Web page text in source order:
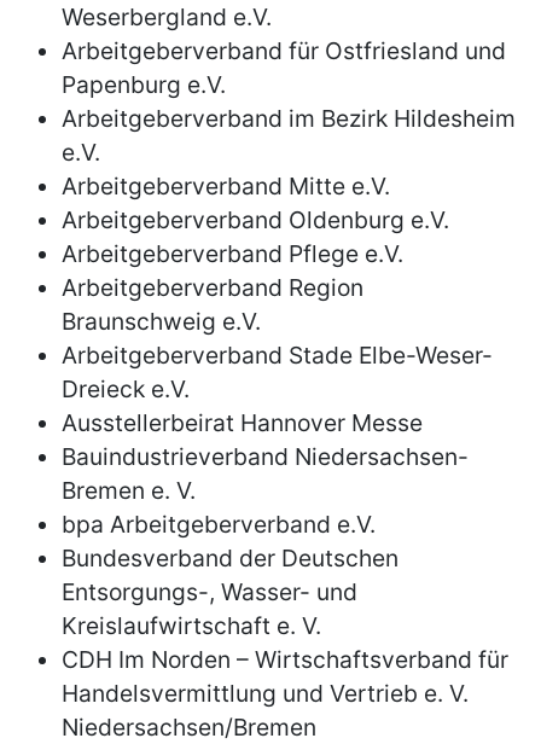
Weserbergland e.V.
Arbeitgeberverband für Ostfriesland und
Papenburg e.V.
Arbeitgeberverband im Bezirk Hildesheim
e.V.
Arbeitgeberverband Mitte e.V.
Arbeitgeberverband Oldenburg e.V.
Arbeitgeberverband Pflege e.V.
Arbeitgeberverband Region
Braunschweig e.V.
Arbeitgeberverband Stade Elbe-Weser-
Dreieck e.V.
Ausstellerbeirat Hannover Messe
Bauindustrieverband Niedersachsen-
Bremen e. V.
bpa Arbeitgeberverband e.V.
Bundesverband der Deutschen
Entsorgungs-, Wasser- und
Kreislaufwirtschaft e. V.
CDH Im Norden – Wirtschaftsverband für
Handelsvermittlung und Vertrieb e. V.
Niedersachsen/Bremen